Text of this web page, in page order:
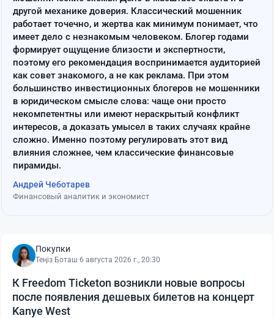
другой механике доверия. Классический мошенник
работает точечно, и жертва как минимум понимает, что
имеет дело с незнакомым человеком. Блогер годами
формирует ощущение близости и экспертности,
поэтому его рекомендация воспринимается аудиторией
как совет знакомого, а не как реклама. При этом
большинство инвестиционных блогеров не мошенники
в юридическом смысле слова: чаще они просто
некомпетентны или имеют нераскрытый конфликт
интересов, а доказать умысел в таких случаях крайне
сложно. Именно поэтому регулировать этот вид
влияния сложнее, чем классические финансовые
пирамиды.
Андрей Чеботарев
Финансовый аналитик и экономист
Покупки
Теңіз Боташ·6 августа 2026 г., 20:30
К Freedom Ticketon возникли новые вопросы
после появления дешевых билетов на концерт
Kanye West